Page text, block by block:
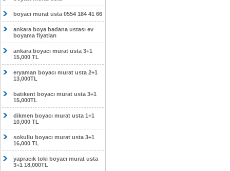
boyacı murat usta 0554 184 41 66
ankara boya badana ustası ev
boyama fiyatları
ankara boyacı murat usta 3+1
15,000 TL
eryaman boyacı murat usta 2+1
13,000TL
batıkent boyacı murat usta 3+1
15,000TL
dikmen boyacı murat usta 1+1
10,000 TL
sokullu boyacı murat usta 3+1
16,000 TL
yapracık toki boyacı murat usta
3+1 18,000TL